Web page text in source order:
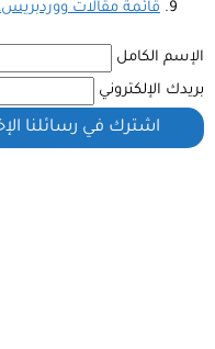
قائمة مقالات
الإسم الكامل
بريدك الإلكتروني